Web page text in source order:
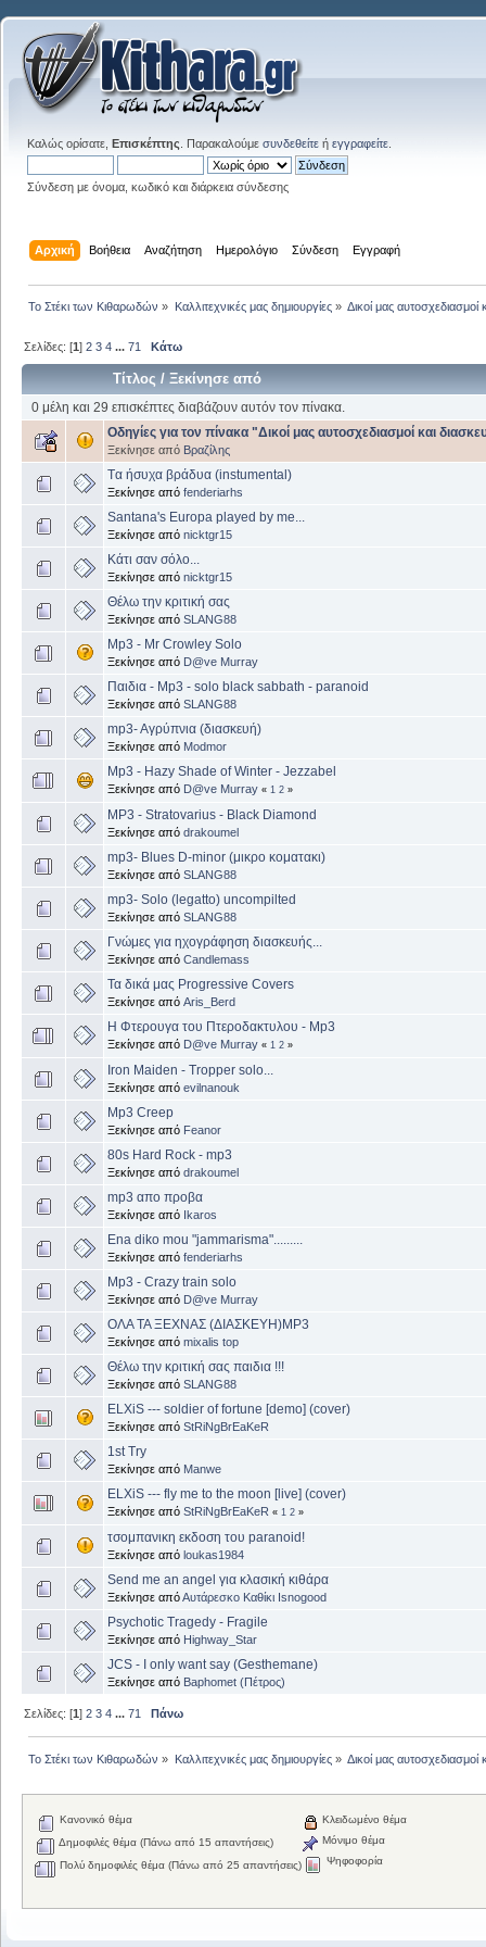
Καλώς ορίσατε, Επισκέπτης . Παρακαλούμε συνδεθείτε ή εγγραφείτε
Σύνδεση με όνομα, κωδικό και διάρκεια σύνδεσης
Αρχική Βοήθεια Αναζήτηση Ημερολόγιο Σύνδεση Εγγραφή
Το Στέκι των Κιθαρωδών » Καλλιτεχνικές μας δημιουργίες» Δικοί μας αυτοσχεδιασμοί
Σελίδες: [1]2 3 4 ...71 Κάτω
Τίτλος /Ξεκίνησε από
0 μέλη και 29 επισκέπτες διαβάζουν αυτόν τον πίνακα.
Οδηγίες για τον πίνακα "Δικοί μας αυτοσχεδιασμοί και
Ξεκίνησε από Βραζίλης
Tα ήσυχα βράδυα (instumental)
Ξεκίνησε από fenderiarhs
Santana's Europa played by me...
Ξεκίνησε από nicktgr15
Κάτι σαν σόλο...
Ξεκίνησε από nicktgr15
Θέλω την κριτική σας
Ξεκίνησε από SLANG88
Mp3 - Mr Crowley Solo
Ξεκίνησε από D@ve Murray
Παιδια - Mp3 - solo black sabbath - paranoid
Ξεκίνησε από SLANG88
mp3- Aγρύπνια (διασκευή)
Ξεκίνησε από Modmor
Mp3 - Hazy Shade of Winter - Jezzabel
Ξεκίνησε από D@ve Murray « 1 2 »
MP3 - Stratovarius - Black Diamond
Ξεκίνησε από drakoumel
mp3- Blues D-minor (μικρο κοματακι)
Ξεκίνησε από SLANG88
mp3- Solo (legatto) uncompilted
Ξεκίνησε από SLANG88
Γνώμες για ηχογράφηση διασκευής...
Ξεκίνησε από Candlemass
Τα δικά μας Progressive Covers
Ξεκίνησε από Aris_Berd
Η Φτερουγα του Πτεροδακτυλου - Mp3
Ξεκίνησε από D@ve Murray « 1 2 »
Iron Maiden - Τropper solo...
Ξεκίνησε από evilnanouk
Mp3 Creep
Ξεκίνησε από Feanor
80s Hard Rock - mp3
Ξεκίνησε από drakoumel
mp3 απο προβα
Ξεκίνησε από Ikaros
Ena diko mou "jammarisma".........
Ξεκίνησε από fenderiarhs
Mp3 - Crazy train solo
Ξεκίνησε από D@ve Murray
ΟΛΑ ΤΑ ΞΕΧΝΑΣ (ΔΙΑΣΚΕΥΗ)MP3
Ξεκίνησε από mixalis top
Θέλω την κριτική σας παιδια !!!
Ξεκίνησε από SLANG88
ELXiS --- soldier of fortune [demo] (cover)
Ξεκίνησε από StRiNgBrEaKeR
1st Try
Ξεκίνησε από Manwe
ELXiS --- fly me to the moon [live] (cover)
Ξεκίνησε από StRiNgBrEaKeR « 1 2 »
τσομπανικη εκδοση του paranoid!
Ξεκίνησε από loukas1984
Send me an angel για κλασική κιθάρα
Ξεκίνησε απόΑυτάρεσκο Καθίκι Isnogood
Psychotic Tragedy - Fragile
Ξεκίνησε από Highway_Star
JCS - I only want say (Gesthemane)
Ξεκίνησε από Baphomet (Πέτρος)
Σελίδες: [1]2 3 4 ...71 Πάνω
Το Στέκι των Κιθαρωδών » Καλλιτεχνικές μας δημιουργίες» Δικοί μας αυτοσχεδιασμοί
Κανονικό θέμα
Δημοφιλές θέμα (Πάνω από 15 απαντήσεις)
Πολύ δημοφιλές θέμα (Πάνω από 25 απαντήσεις)
Κλειδωμένο θέμα
Μόνιμο θέμα
Ψηφοφορία